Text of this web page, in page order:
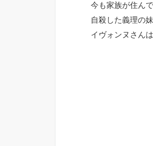
今も家族が住ん
自殺した義理の
イヴォンヌさん